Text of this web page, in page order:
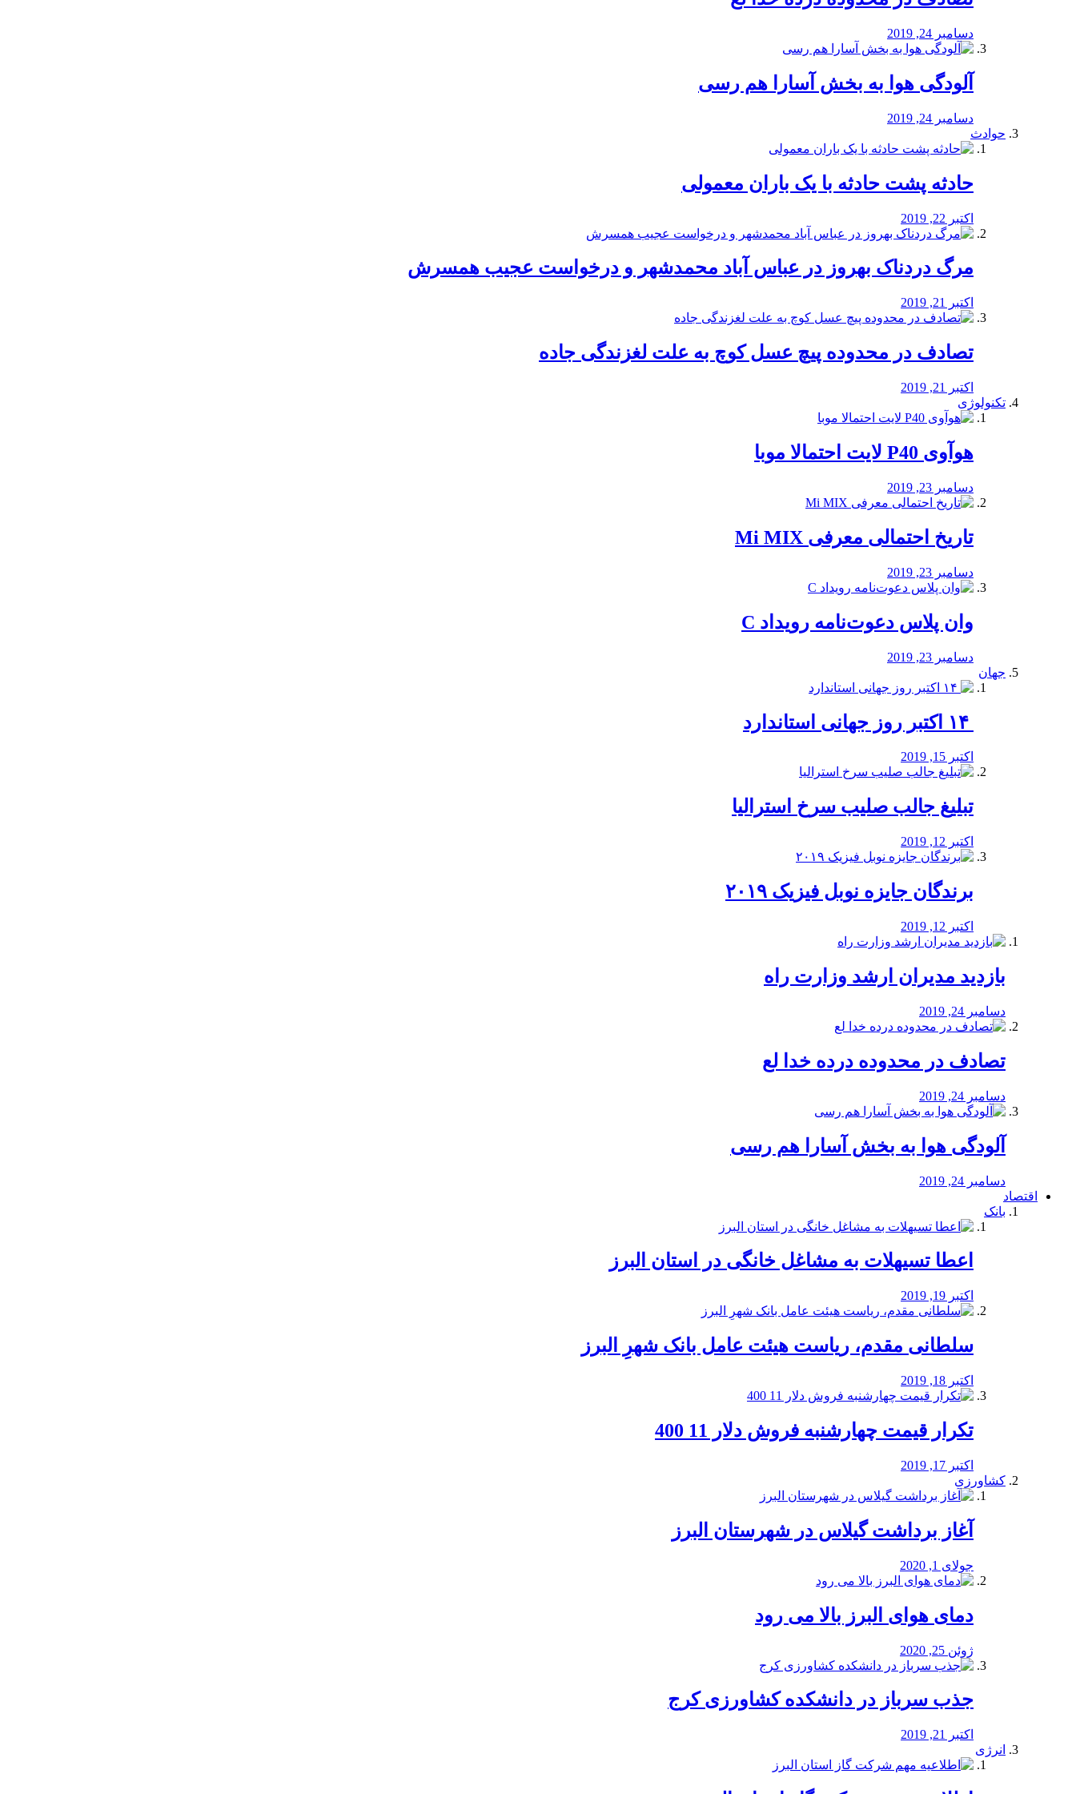
دسامبر 24, 2019
آلودگی هوا به بخش آسارا هم رسی
دسامبر 24, 2019
حوادث
️حادثه پشت حادثه با یک باران معمولی
اکتبر 22, 2019
مرگ دردناک بهروز در عباس آباد محمدشهر و درخواست عجیب همسرش
اکتبر 21, 2019
تصادف در محدوده پیچ عسل کوچ به علت لغزندگی جاده
اکتبر 21, 2019
تکنولوژی
هوآوی P40 لایت احتمالا موبا
دسامبر 23, 2019
تاریخ احتمالی معرفی Mi MIX
دسامبر 23, 2019
وان پلاس دعوت‌نامه رویداد C
دسامبر 23, 2019
جهان
اکتبر 15, 2019
تبلیغ جالب صلیب سرخ استرالیا
اکتبر 12, 2019
برندگان جایزه نوبل فیزیک ۲۰۱۹
اکتبر 12, 2019
بازدید مدیران ارشد وزارت راه
دسامبر 24, 2019
تصادف در محدوده درده خدا لع
دسامبر 24, 2019
آلودگی هوا به بخش آسارا هم رسی
دسامبر 24, 2019
اقتصاد
بانک
️اعطا تسیهلات به مشاغل خانگی در استان البرز
اکتبر 19, 2019
سلطانی مقدم، ریاست هیئت عامل بانک شهرِ البرز
اکتبر 18, 2019
تکرار قیمت چهارشنبه فروش دلار 11 400
اکتبر 17, 2019
کشاورزی
آغاز برداشت گیلاس در شهرستان البرز
جولای 1, 2020
دمای هوای البرز بالا می رود
ژوئن 25, 2020
جذب سرباز در دانشکده کشاورزی کرج
اکتبر 21, 2019
انرژی